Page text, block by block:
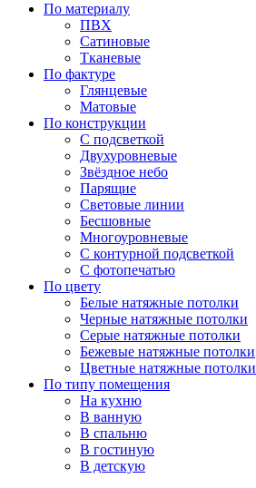
По материалу
ПВХ
Сатиновые
Тканевые
По фактуре
Глянцевые
Матовые
По конструкции
С подсветкой
Двухуровневые
Звёздное небо
Парящие
Световые линии
Бесшовные
Многоуровневые
С контурной подсветкой
С фотопечатью
По цвету
Белые натяжные потолки
Черные натяжные потолки
Серые натяжные потолки
Бежевые натяжные потолки
Цветные натяжные потолки
По типу помещения
На кухню
В ванную
В спальню
В гостиную
В детскую